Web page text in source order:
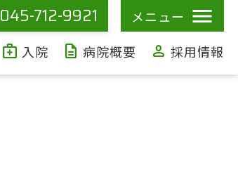
medical_services 入院 description 病院概要 person 採用情報
045-712-9921 メニュー